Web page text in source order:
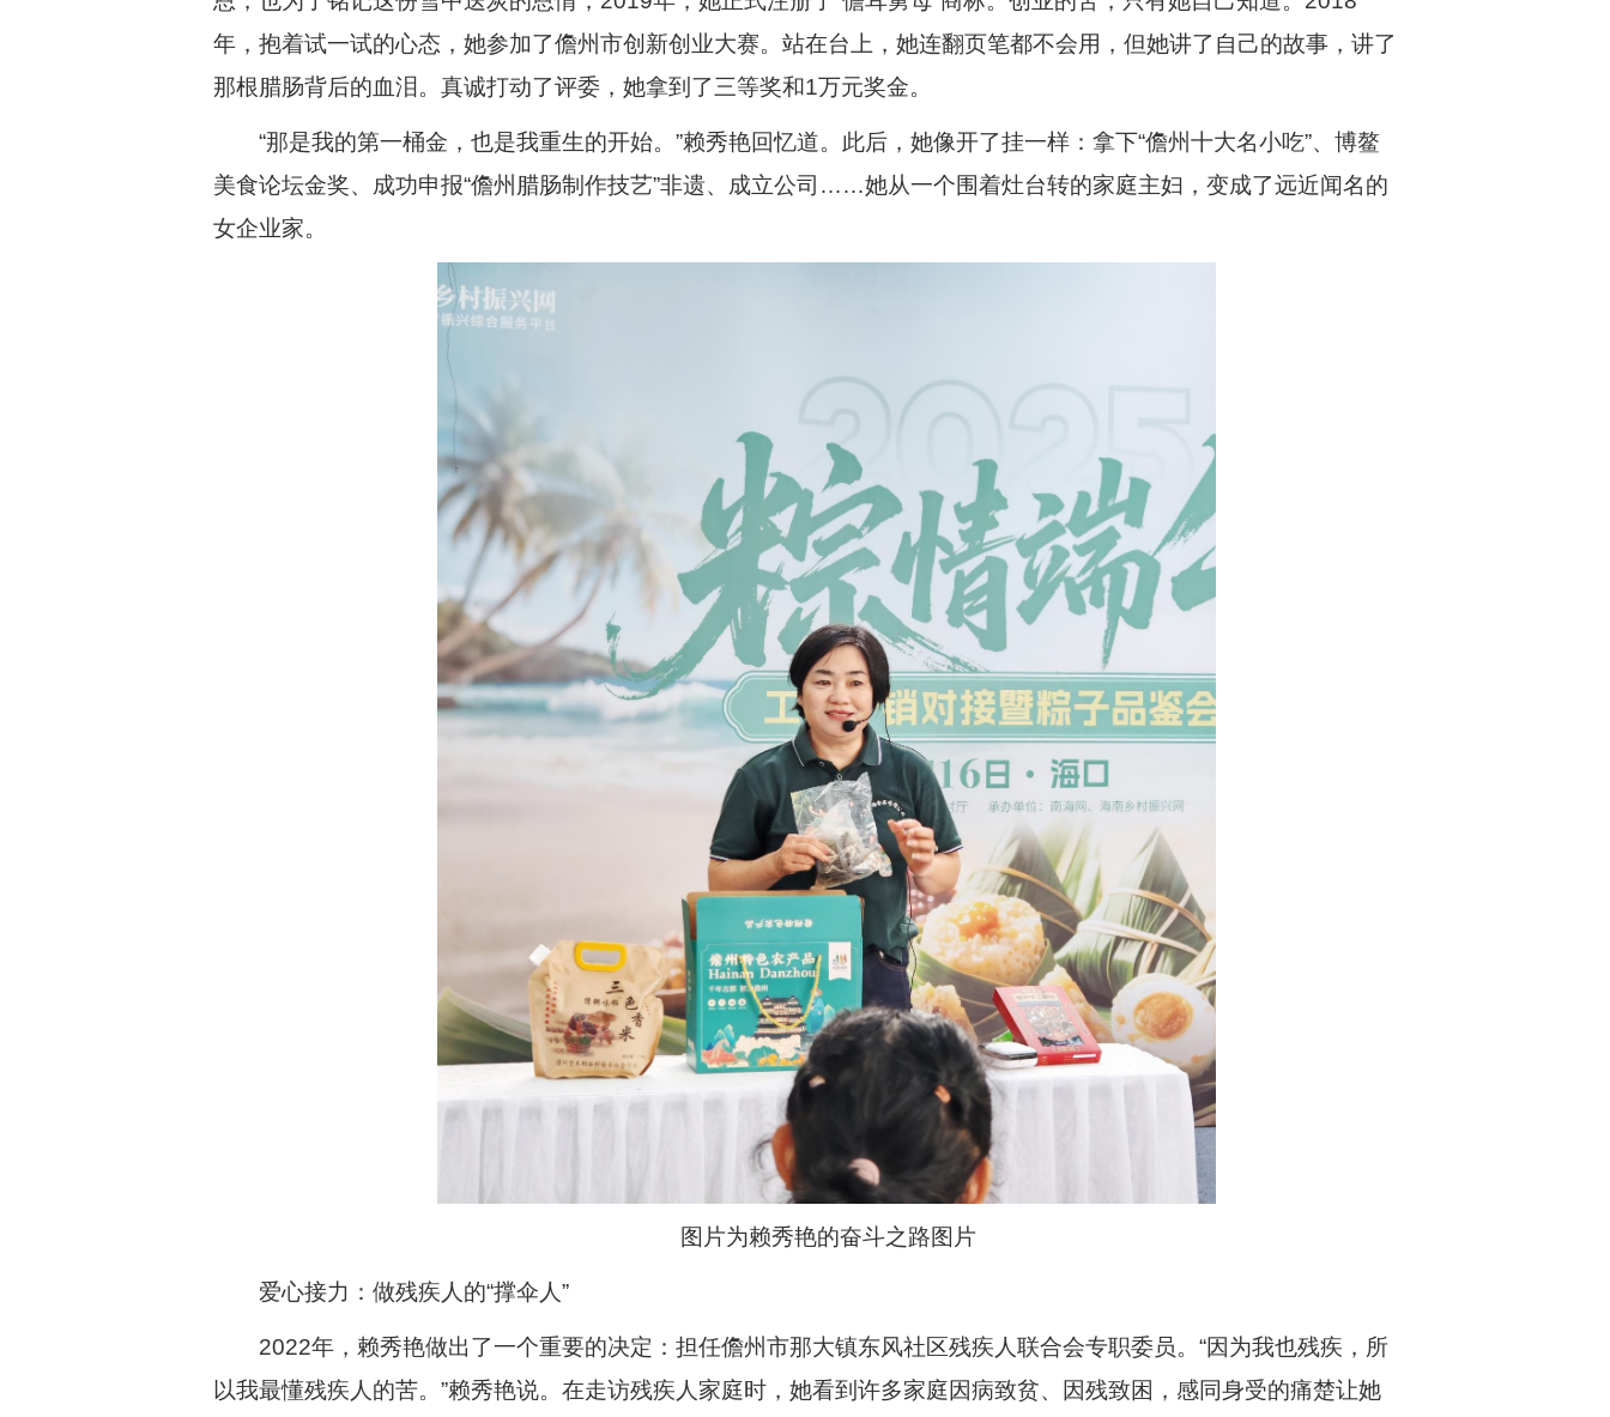
年，抱着试一试的心态，她参加了儋州市创新创业大赛。站在台上，她连翻页笔都不会用，但她讲了自己的故事，讲了
那根腊肠背后的血泪。真诚打动了评委，她拿到了三等奖和1万元奖金。
“那是我的第一桶金，也是我重生的开始。”赖秀艳回忆道。此后，她像开了挂一样：拿下“儋州十大名小吃”、博鳌
美食论坛金奖、成功申报“儋州腊肠制作技艺”非遗、成立公司……她从一个围着灶台转的家庭主妇，变成了远近闻名的
女企业家。
图片为赖秀艳的奋斗之路图片
爱心接力：做残疾人的“撑伞人”
2022年，赖秀艳做出了一个重要的决定：担任儋州市那大镇东风社区残疾人联合会专职委员。“因为我也残疾，所
以我最懂残疾人的苦。”赖秀艳说。在走访残疾人家庭时，她看到许多家庭因病致贫、因残致困，感同身受的痛楚让她